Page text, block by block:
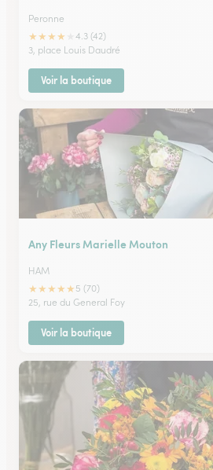
Peronne
★★★★
4.3 (42)
3, place Louis Daudré
Voir la boutique
Any Fleurs Marielle Mouton
HAM
★★★★★ 5 (70)
25, rue du General Foy
Voir la boutique